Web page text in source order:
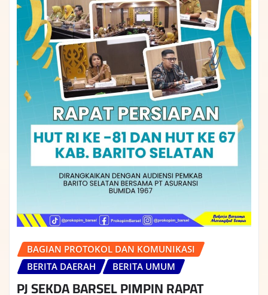
BAGIAN PROTOKOL DAN KOMUNIKASI
BERITA DAERAH
BERITA UMUM
PJ SEKDA BARSEL PIMPIN RAPAT